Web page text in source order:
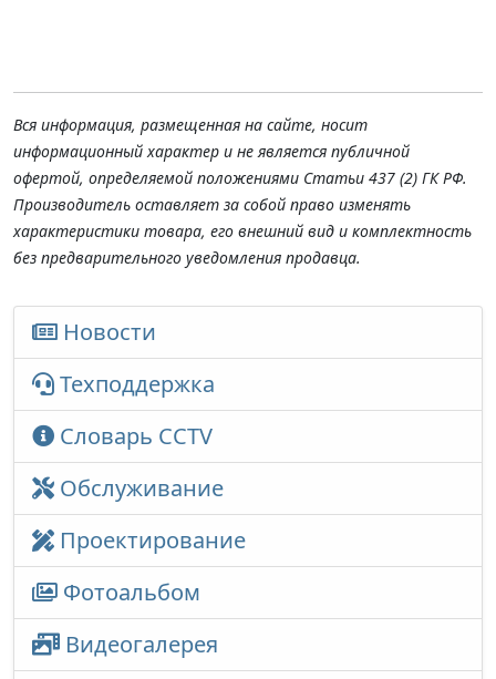
Вся информация, размещенная на сайте, носит
информационный характер и не является публичной
офертой, определяемой положениями Статьи 437 (2) ГК РФ.
Производитель оставляет за собой право изменять
характеристики товара, его внешний вид и комплектность
без предварительного уведомления продавца.
Новости
Техподдержка
Словарь CCTV
Обслуживание
Проектирование
Фотоальбом
Видеогалерея